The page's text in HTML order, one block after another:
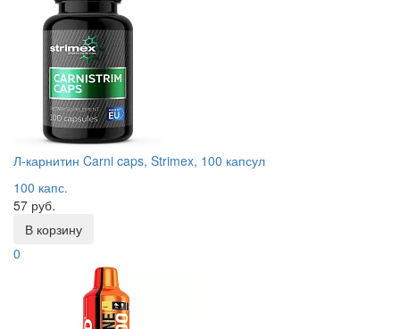
Л-карнитин Carni caps, Strimex, 100 капсул
100 капс.
57 руб.
В корзину
0